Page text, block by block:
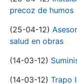
precoz de humos
(25-04-12)
salud en obras
(14-03-12)
(14-03-12) Trapo